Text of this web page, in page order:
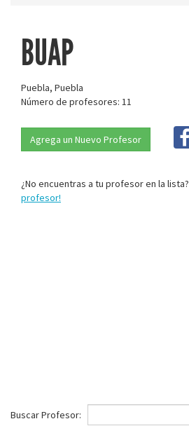
BUAP
Puebla, Puebla
Número de profesores: 11
Agrega un Nuevo Profesor
¿No encuentras a tu profesor en la lista?
profesor!
Buscar Profesor: